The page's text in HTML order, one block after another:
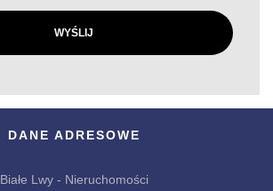
DANE ADRESOWE
Białe Lwy - Nieruchomości